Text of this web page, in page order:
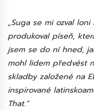
„Suga se mi ozval
produkoval píseň,
jsem se do ní hned,
mohl lidem předvést
skladby založené na
inspirované
That.“